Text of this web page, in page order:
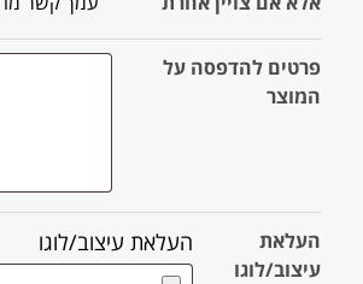
פרטים להדפסה על
המוצר
העלאת
עיצוב/לוגו
העלאת עיצוב/לוגו